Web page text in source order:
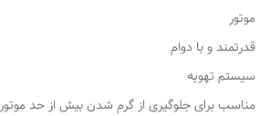
موتور
قدرتمند و با دوام
سیستم تهویه
مناسب برای جلوگیری از گرم شدن بیش از حد موتور